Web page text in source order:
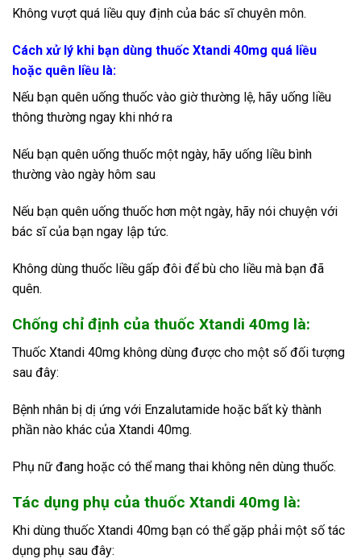
Không vượt quá liều quy định của bác sĩ chuyên môn.
Cách xử lý khi bạn dùng thuốc Xtandi 40mg quá liều
hoặc quên liều là:
Nếu bạn quên uống thuốc vào giờ thường lệ, hãy uống liều
thông thường ngay khi nhớ ra
Nếu bạn quên uống thuốc một ngày, hãy uống liều bình
thường vào ngày hôm sau
Nếu bạn quên uống thuốc hơn một ngày, hãy nói chuyện với
bác sĩ của bạn ngay lập tức.
Không dùng thuốc liều gấp đôi để bù cho liều mà bạn đã
quên.
Chống chỉ định của thuốc Xtandi 40mg là:
Thuốc Xtandi 40mg không dùng được cho một số đối tượng
sau đây:
Bệnh nhân bị dị ứng với Enzalutamide hoặc bất kỳ thành
phần nào khác của Xtandi 40mg.
Phụ nữ đang hoặc có thể mang thai không nên dùng thuốc.
Tác dụng phụ của thuốc Xtandi 40mg là:
Khi dùng thuốc Xtandi 40mg bạn có thể gặp phải một số tác
dụng phụ sau đây: